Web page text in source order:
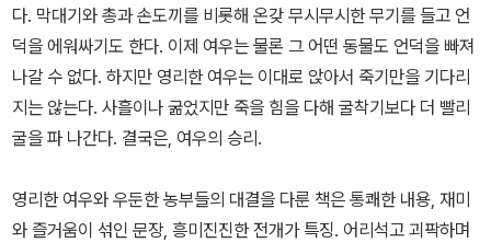
다. 막대기와 총과 손도끼를 비롯해 온갖 무시무시한 무기를 들고 언
덕을 에워싸기도 한다. 이제 여우는 물론 그 어떤 동물도 언덕을 빠져
나갈 수 없다. 하지만 영리한 여우는 이대로 앉아서 죽기만을 기다리
지는 않는다. 사흘이나 굶었지만 죽을 힘을 다해 굴착기보다 더 빨리
굴을 파 나간다. 결국은, 여우의 승리.
영리한 여우와 우둔한 농부들의 대결을 다룬 책은 통쾌한 내용, 재미
와 즐거움이 섞인 문장, 흥미진진한 전개가 특징. 어리석고 괴팍하며